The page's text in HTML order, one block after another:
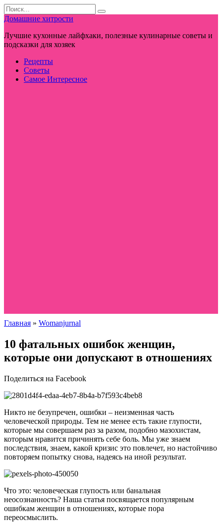
Перейти
к
контенту
Search
for:
Домашние хитрости
Лучшие кухонные лайфхаки, полезные кулинарные советы и
подсказки для хозяек
Рецепты
Советы
Самое Интересное
Главная » Womanjurnal
10 фатальных ошибок женщин,
которые они допускают в отношениях
Поделиться на Facebook
Никто не безупречен, ошибки – неизменная часть
человеческой природы. Тем не менее есть такие глупости,
которые мы совершаем раз за разом, подобно мазохистам,
которым нравится причинять себе боль. Мы уже знаем
последствия, знаем, какой кризис это повлечет, но настойчиво
повторяем попытку снова, надеясь на иной результат.
Что это: человеческая глупость или банальная
неосознанность? Наша статья посвящается популярным
ошибкам женщин в отношениях, которые пора
переосмыслить.